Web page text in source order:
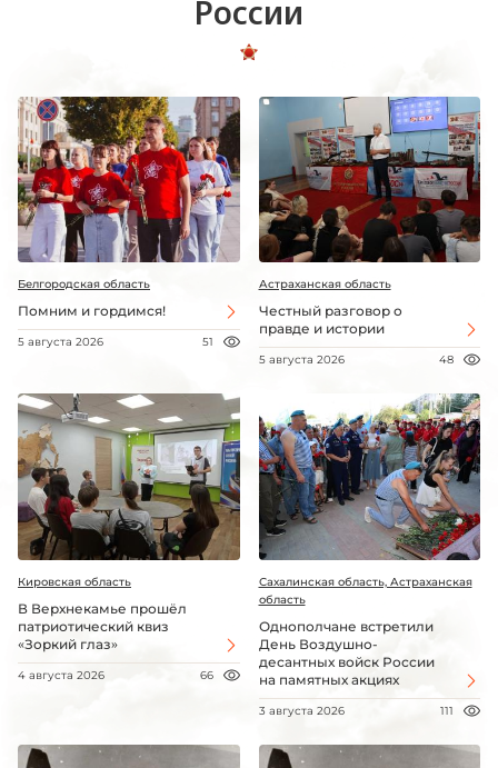
России
Белгородская область
Помним и гордимся!
5 августа 2026 51
Астраханская область
Честный разговор о
правде и истории
5 августа 2026 48
Кировская область
В Верхнекамье прошёл
патриотический квиз
«Зоркий глаз»
4 августа 2026 66
Сахалинская область, Астраханская
область
Однополчане встретили
День Воздушно-
десантных войск России
на памятных акциях
3 августа 2026 111